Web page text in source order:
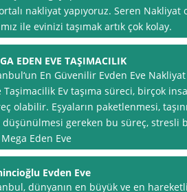
nakliyat yapıyoruz. Seren Nakliyat
ile evinizi taşımak artık çok kolay.
EDEN EVE TAŞIMACILIK
En Güvenilir Evden Eve
Taşimacilik Ev taşıma süreci, birçok
olabilir. Eşyaların paketlenmesi,
düşünülmesi gereken bu süreç, stresli
Eden Eve
Evden Eve
dünyanın en büyük ve en